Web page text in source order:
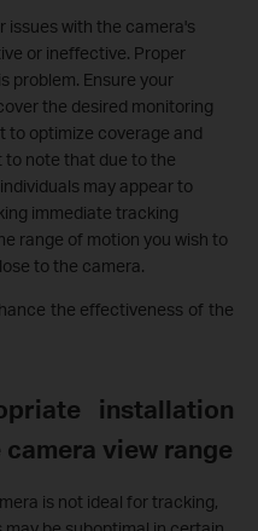
issues with the camera's
or ineffective. Proper
problem. Ensure your
the desired monitoring
to optimize coverage and
to note that due to the
may appear to
immediate tracking
range of motion you wish to
to the camera.
the effectiveness of the
installation
view range
is not ideal for tracking,